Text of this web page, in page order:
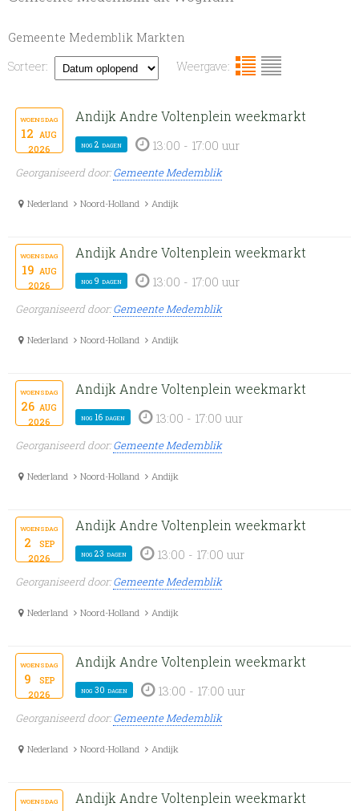
Gemeente Medemblik Markten
Sorteer:
Weergave:
woensdag
12 aug
2026
Andijk Andre Voltenplein weekmarkt
nog 2 dagen 13:00 - 17:00 uur
Georganiseerd door:Gemeente Medemblik
Nederland Noord-Holland Andijk
woensdag
19 aug
2026
Andijk Andre Voltenplein weekmarkt
nog 9 dagen 13:00 - 17:00 uur
Georganiseerd door:Gemeente Medemblik
Nederland Noord-Holland Andijk
woensdag
26 aug
2026
Andijk Andre Voltenplein weekmarkt
nog 16 dagen 13:00 - 17:00 uur
Georganiseerd door:Gemeente Medemblik
Nederland Noord-Holland Andijk
woensdag
2 sep
2026
Andijk Andre Voltenplein weekmarkt
nog 23 dagen 13:00 - 17:00 uur
Georganiseerd door:Gemeente Medemblik
Nederland Noord-Holland Andijk
woensdag
9 sep
2026
Andijk Andre Voltenplein weekmarkt
nog 30 dagen 13:00 - 17:00 uur
Georganiseerd door:Gemeente Medemblik
Nederland Noord-Holland Andijk
woensdag Andijk Andre Voltenplein weekmarkt